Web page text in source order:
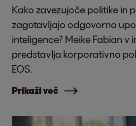
Kako zavezujoče politike in
zagotavljajo odgovorno
inteligence? Meike Fabian v
predstavlja korporativno
EOS.
Prikaži več